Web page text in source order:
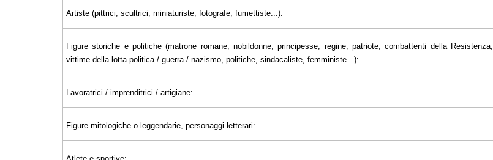
Artiste (pittrici, scultrici, miniaturiste, fotografe, fumettiste...):
Figure storiche e politiche (matrone romane, nobildonne, principesse, regine, patriote, combattenti della Resistenza,
vittime della lotta politica / guerra / nazismo, politiche, sindacaliste, femministe...):
Lavoratrici / imprenditrici / artigiane:
Figure mitologiche o leggendarie, personaggi letterari: